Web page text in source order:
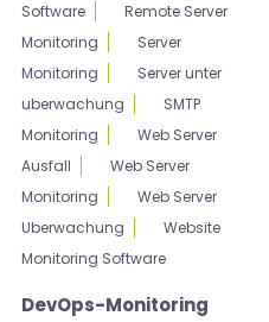
Software
Remote Server
Monitoring
Server
Monitoring
Server unter
uberwachung
SMTP
Monitoring
Web Server
Ausfall
Web Server
Monitoring
Web Server
Uberwachung
Website
Monitoring Software
DevOps-Monitoring